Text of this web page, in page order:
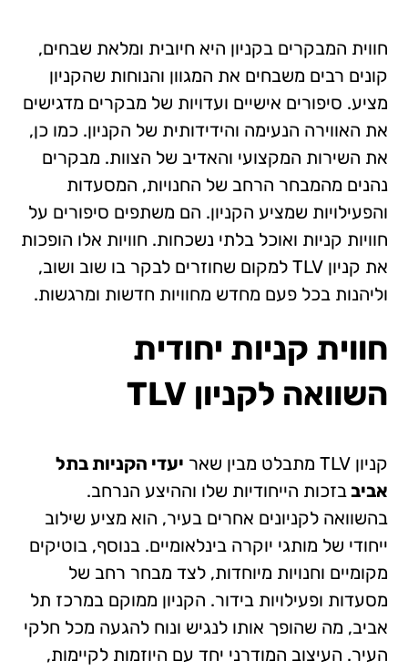
חווית המבקרים בקניון היא חיובית ומלאת שבחים,
קונים רבים משבחים את המגוון והנוחות שהקניון
מציע. סיפורים אישיים ועדויות של מבקרים מדגישים
את האווירה הנעימה והידידותית של הקניון. כמו כן,
את השירות המקצועי והאדיב של הצוות. מבקרים
נהנים מהמבחר הרחב של החנויות, המסעדות
והפעילויות שמציע הקניון. הם משתפים סיפורים על
חוויות קניות ואוכל בלתי נשכחות. חוויות אלו הופכות
את קניון TLV למקום שחוזרים לבקר בו שוב ושוב,
וליהנות בכל פעם מחדש מחוויות חדשות ומרגשות.
חווית קניות יחודית
השוואה לקניון TLV
קניון TLV מתבלט מבין שאר
יעדי הקניות בתל
אביבבזכות הייחודיות שלו וההיצע הנרחב.
בהשוואה לקניונים אחרים בעיר, הוא מציע שילוב
ייחודי של מותגי יוקרה בינלאומיים. בנוסף, בוטיקים
מקומיים וחנויות מיוחדות, לצד מבחר רחב של
מסעדות ופעילויות בידור. הקניון ממוקם במרכז תל
אביב, מה שהופך אותו לנגיש ונוח להגעה מכל חלקי
העיר. העיצוב המודרני יחד עם היוזמות לקיימות,